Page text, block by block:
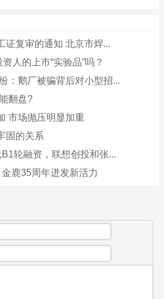
证复审的通知 北京市焊...
人的上市“实验品”吗？
：鹅厂被骗背后对小型招...
翻盘?
市场抛压明显加重
固的关系
轮融资，联想创投和张...
鹿35周年迸发新活力